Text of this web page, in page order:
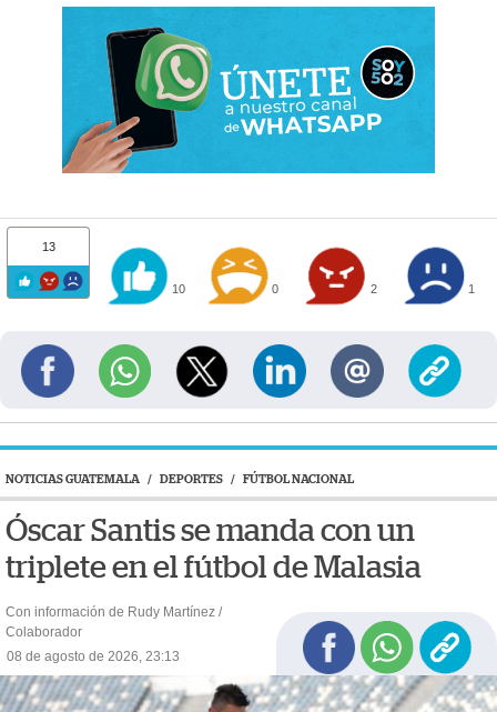
13
10 0 2 1
NOTICIAS GUATEMALA / DEPORTES / FÚTBOL NACIONAL
Óscar Santis se manda con un
triplete en el fútbol de Malasia
Con información de Rudy Martínez /
Colaborador
08 de agosto de 2026, 23:13